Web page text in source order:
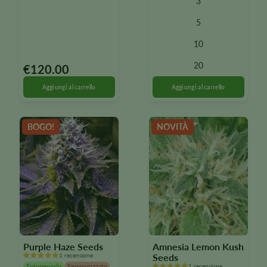
€120.00
5
10
20
opzioni
possono
selezionate
nella
pagina
del
prodotto
BOGO!
Purple Haze Seeds
1 recensione
NOVITÀ
Amnesia Lemon Kush
Seeds